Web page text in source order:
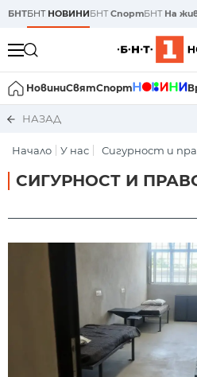
БНТБНТ НОВИНИБНТСпортБНТ На
НовиниСвятСпорт
НАЗАД
Начало У нас Сигурност и
СИГУРНОСТ И